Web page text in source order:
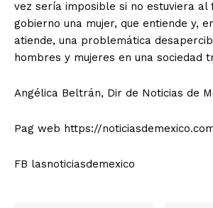
vez sería imposible si no estuviera al
gobierno una mujer, que entiende y,
atiende, una problemática
hombres y mujeres en una sociedad
Angélica Beltrán, Dir de Noticias de
Pag web https://
FB lasnoticiasdemexico